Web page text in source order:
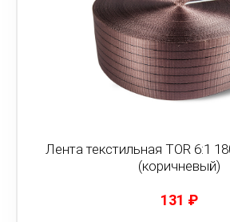
Лента текстильная TOR 6:1
(коричневый)
131 ₽